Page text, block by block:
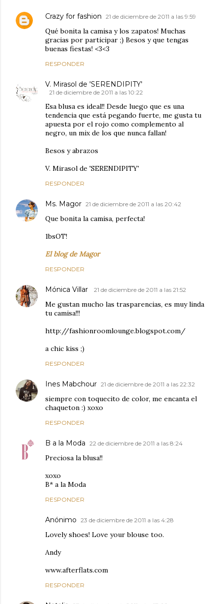
Crazy for fashion 21 de diciembre de 2011 a las 9:59
Qué bonita la camisa y los zapatos! Muchas
gracias por participar ;) Besos y que tengas
buenas fiestas! <3<3
RESPONDER
V. Mirasol de 'SERENDIPITY'
21 de diciembre de 2011 a las 10:22
Esa blusa es ideal!! Desde luego que es una
tendencia que está pegando fuerte, me gusta tu
apuesta por el rojo como complemento al
negro, un mix de los que nunca fallan!
Besos y abrazos
V. Mirasol de 'SERENDIPITY'
RESPONDER
Ms. Magor 21 de diciembre de 2011 a las 20:42
Que bonita la camisa, perfecta!
1bsOT!
El blog de Magor
RESPONDER
Mónica Villar 21 de diciembre de 2011 a las 21:52
Me gustan mucho las trasparencias, es muy linda
tu camisa!!!
http://fashionroomlounge.blogspot.com/
a chic kiss ;)
RESPONDER
Ines Mabchour 21 de diciembre de 2011 a las 22:32
siempre con toquecito de color, me encanta el
chaqueton :) xoxo
RESPONDER
B a la Moda 22 de diciembre de 2011 a las 8:24
Preciosa la blusa!!
xoxo
B* a la Moda
RESPONDER
Anónimo 23 de diciembre de 2011 a las 4:28
Lovely shoes! Love your blouse too.
Andy
www.afterflats.com
RESPONDER